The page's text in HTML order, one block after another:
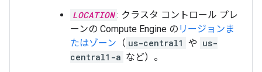
LOCATION : クラスタ コントロール プレ
ーンの Compute Engine の リージョンま
たはゾーン （ us-central1 や us-
central1-a など）。